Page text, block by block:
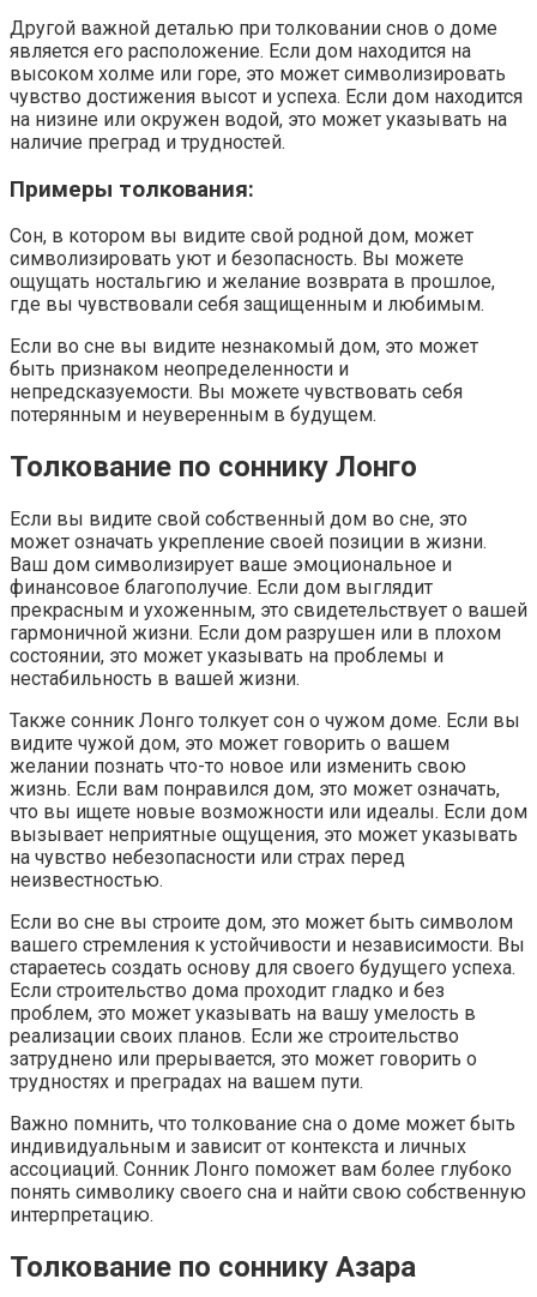
Другой важной деталью при толковании снов о доме
является его расположение. Если дом находится на
высоком холме или горе, это может символизировать
чувство достижения высот и успеха. Если дом находится
на низине или окружен водой, это может указывать на
наличие преград и трудностей.
Примеры толкования:
Сон, в котором вы видите свой родной дом, может
символизировать уют и безопасность. Вы можете
ощущать ностальгию и желание возврата в прошлое,
где вы чувствовали себя защищенным и любимым.
Если во сне вы видите незнакомый дом, это может
быть признаком неопределенности и
непредсказуемости. Вы можете чувствовать себя
потерянным и неуверенным в будущем.
Толкование по соннику Лонго
Если вы видите свой собственный дом во сне, это
может означать укрепление своей позиции в жизни.
Ваш дом символизирует ваше эмоциональное и
финансовое благополучие. Если дом выглядит
прекрасным и ухоженным, это свидетельствует о вашей
гармоничной жизни. Если дом разрушен или в плохом
состоянии, это может указывать на проблемы и
нестабильность в вашей жизни.
Также сонник Лонго толкует сон о чужом доме. Если вы
видите чужой дом, это может говорить о вашем
желании познать что-то новое или изменить свою
жизнь. Если вам понравился дом, это может означать,
что вы ищете новые возможности или идеалы. Если дом
вызывает неприятные ощущения, это может указывать
на чувство небезопасности или страх перед
неизвестностью.
Если во сне вы строите дом, это может быть символом
вашего стремления к устойчивости и независимости. Вы
стараетесь создать основу для своего будущего успеха.
Если строительство дома проходит гладко и без
проблем, это может указывать на вашу умелость в
реализации своих планов. Если же строительство
затруднено или прерывается, это может говорить о
трудностях и преградах на вашем пути.
Важно помнить, что толкование сна о доме может быть
индивидуальным и зависит от контекста и личных
ассоциаций. Сонник Лонго поможет вам более глубоко
понять символику своего сна и найти свою собственную
интерпретацию.
Толкование по соннику Азара